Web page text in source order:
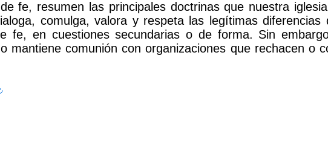
fe, resumen las principales doctrinas que nuestra
comulga, valora y respeta las legítimas diferencias
fe, en cuestiones secundarias o de forma. Sin
mantiene comunión con organizaciones que rechacen o